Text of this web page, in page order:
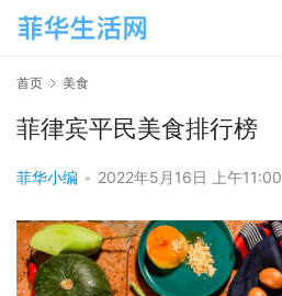
首页 美食
菲律宾平民美食排行榜
菲华小编 • 2022年5月16日 上午11:00